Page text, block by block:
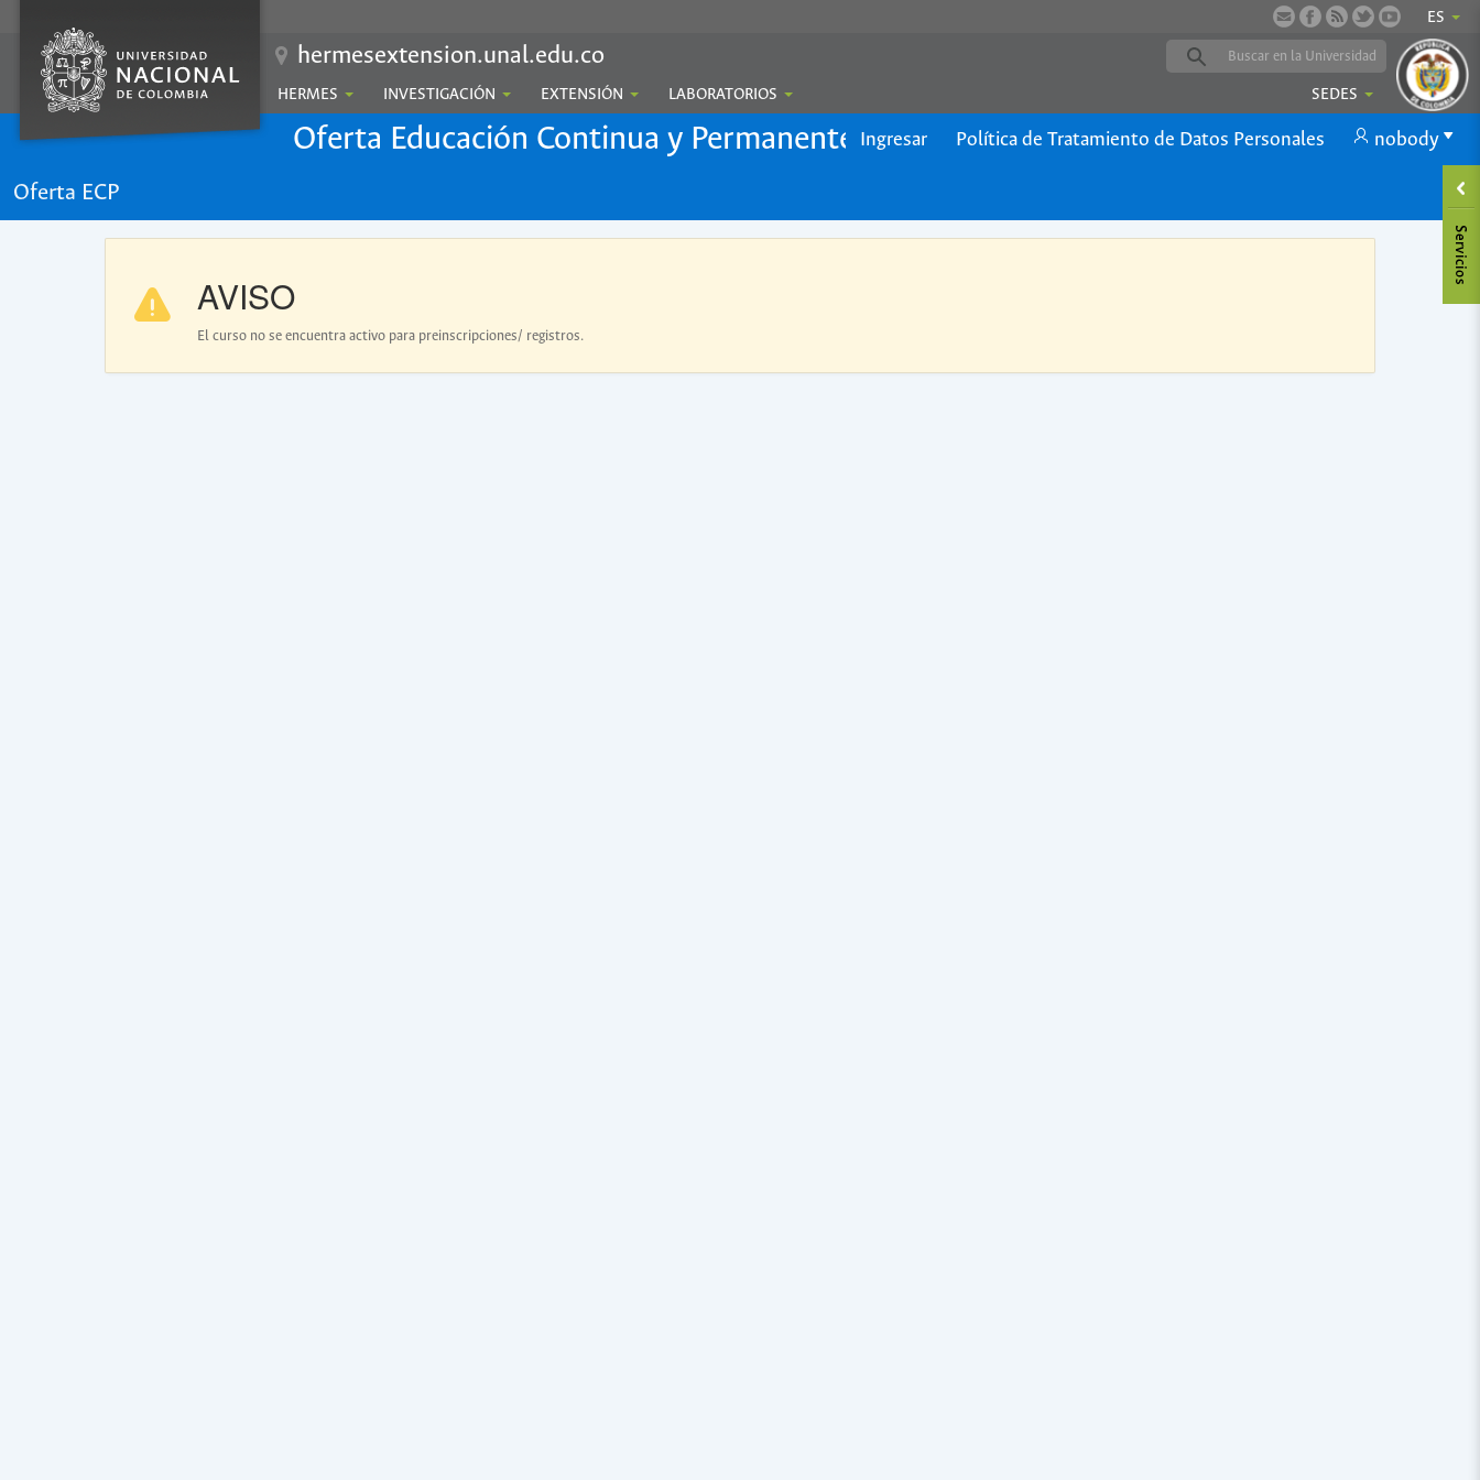
ES
hermesextension.unal.edu.co
HERMES INVESTIGACIÓN EXTENSIÓN LABORATORIOS SEDES
Oferta Educación Continua y Permanente Ingresar Política de Tratamiento de Datos Personales nobody
Oferta ECP
AVISO
El curso no se encuentra activo para preinscripciones/ registros.